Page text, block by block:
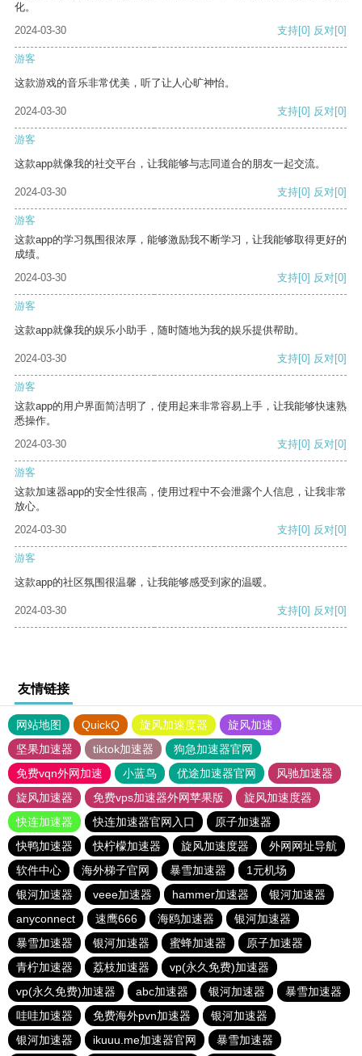
化。
2024-03-30
支持[0] 反对[0]
游客
这款游戏的音乐非常优美，听了让人心旷神怡。
2024-03-30 支持[0] 反对[0]
游客
这款app就像我的社交平台，让我能够与志同道合的朋友一起交流。
2024-03-30 支持[0] 反对[0]
游客
这款app的学习氛围很浓厚，能够激励我不断学习，让我能够取得更好的
成绩。
2024-03-30
支持[0] 反对[0]
游客
这款app就像我的娱乐小助手，随时随地为我的娱乐提供帮助。
2024-03-30 支持[0] 反对[0]
游客
这款app的用户界面简洁明了，使用起来非常容易上手，让我能够快速熟
悉操作。
2024-03-30
支持[0] 反对[0]
游客
这款加速器app的安全性很高，使用过程中不会泄露个人信息，让我非常
放心。
2024-03-30
支持[0] 反对[0]
游客
这款app的社区氛围很温馨，让我能够感受到家的温暖。
2024-03-30 支持[0] 反对[0]
友情链接
网站地图 QuickQ 旋风加速度器
旋风加速
坚果加速器
tiktok加速器
狗急加速器官网
免费vqn外网加速
小蓝鸟 优途加速器官网
风驰加速器
旋风加速器
免费vps加速器外网苹果版
旋风加速度器
快连加速器
快连加速器官网入口
原子加速器
快鸭加速器
快柠檬加速器 旋风加速度器
外网网址导航
软件中心
海外梯子官网 暴雪加速器
1元机场
银河加速器
veee加速器 hammer加速器
银河加速器
anyconnect
速鹰666 海鸥加速器
银河加速器
暴雪加速器
银河加速器 蜜蜂加速器
原子加速器
青柠加速器
荔枝加速器
vp(永久免费)加速器
vp(永久免费)加速器
abc加速器 银河加速器
暴雪加速器
哇哇加速器
免费海外pvn加速器
银河加速器
银河加速器
ikuuu.me加速器官网 暴雪加速器